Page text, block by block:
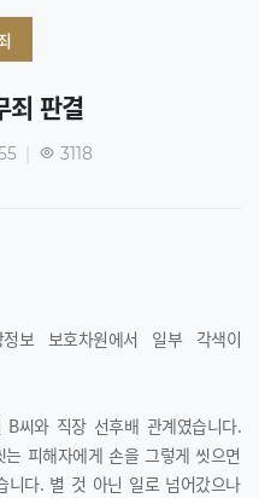
죄 판결
| 3118
보 보호차원에서 일부 각색이
씨와 직장 선후배 관계였습니다.
피해자에게 손을 그렇게 씻으면
니다. 별 것 아닌 일로 넘어갔으나